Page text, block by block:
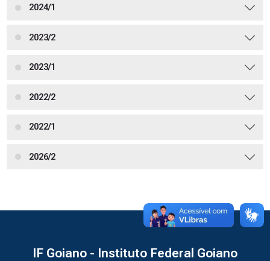
2024/1
2023/2
2023/1
2022/2
2022/1
2026/2
IF Goiano - Instituto Federal Goiano